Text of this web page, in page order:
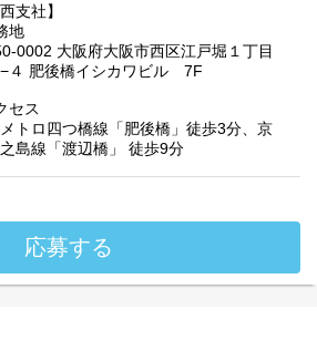
支社】
地
0002 大阪府大阪市西区江戸堀１丁目
−４ 肥後橋イシカワビル 7F
セス
トロ四つ橋線「肥後橋」徒歩3分、京
島線「渡辺橋」 徒歩9分
応募する